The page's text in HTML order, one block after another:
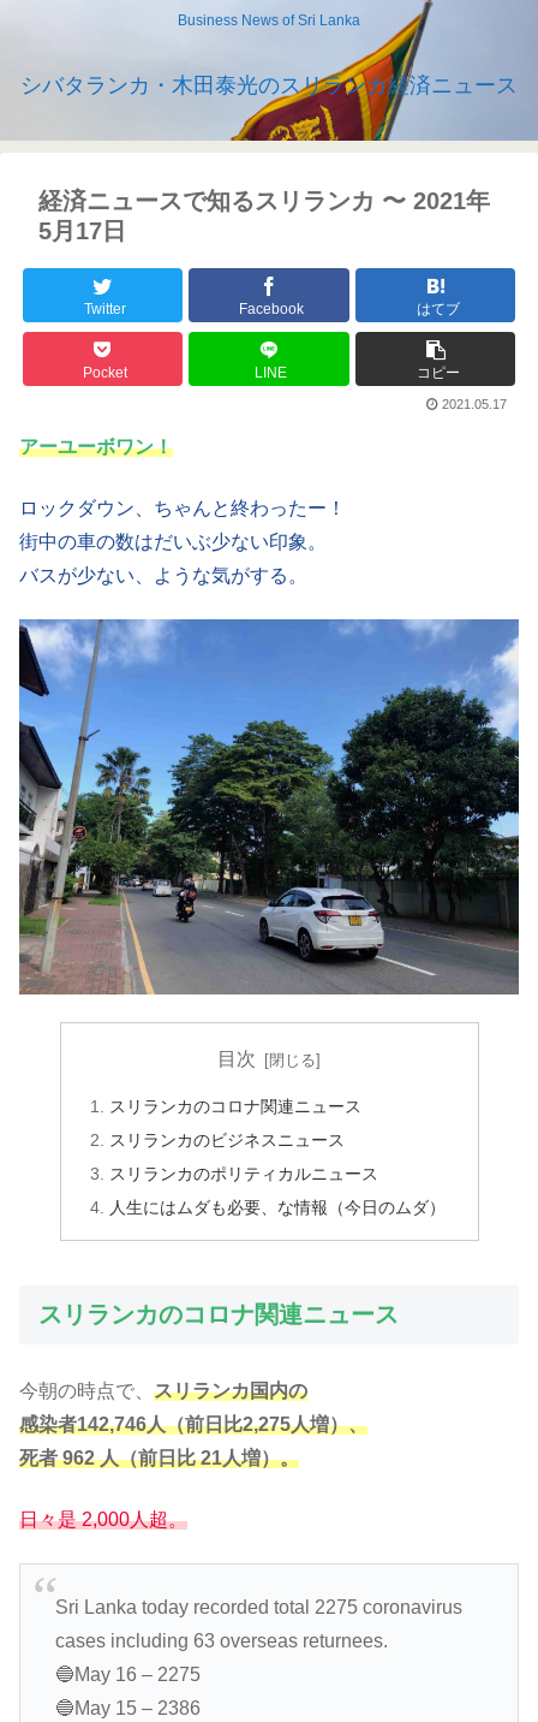
Business News of Sri Lanka
シバタランカ・木田泰光のスリランカ経済ニュース
経済ニュースで知るスリランカ 〜 2021年
5月17日
Twitter Facebook はてブ
Pocket LINE コピー
2021.05.17
アーユーボワン！
ロックダウン、ちゃんと終わったー！
街中の車の数はだいぶ少ない印象。
バスが少ない、ような気がする。
目次
スリランカのコロナ関連ニュース
スリランカのビジネスニュース
スリランカのポリティカルニュース
人生にはムダも必要、な情報（今日のムダ）
スリランカのコロナ関連ニュース
今朝の時点で、 スリランカ国内の
感染者142,746人（前日比2,275人増）、
死者 962 人（前日比 21人増）。
日々是 2,000人超。
Sri Lanka today recorded total 2275 coronavirus
cases including 63 overseas returnees.
🔵May 16 – 2275
🔵May 15 – 2386